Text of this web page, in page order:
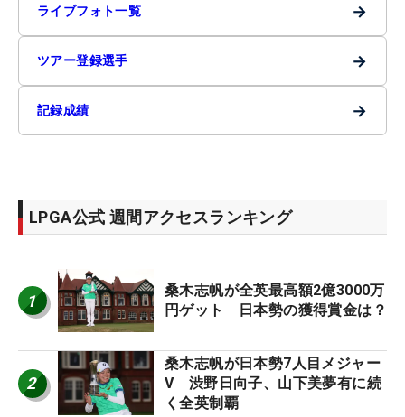
ライブフォト一覧 →
ツアー登録選手 →
記録成績 →
LPGA公式 週間アクセスランキング
1
桑木志帆が全英最高額2億3000万
円ゲット 日本勢の獲得賞金は？
2
桑木志帆が日本勢7人目メジャー
V 渋野日向子、山下美夢有に続
く全英制覇